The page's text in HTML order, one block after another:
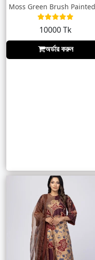
10000 Tk
অর্ডার করুন